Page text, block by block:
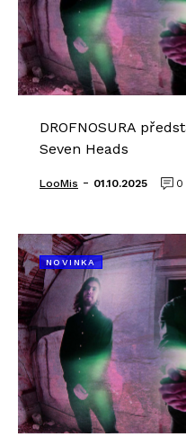
DROFNOSURA
Seven Heads
LooMis - 01.10.2025 0
NOVINKA